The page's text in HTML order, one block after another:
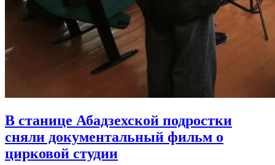
В станице Абадзехской подростки
сняли документальный фильм о
цирковой студии